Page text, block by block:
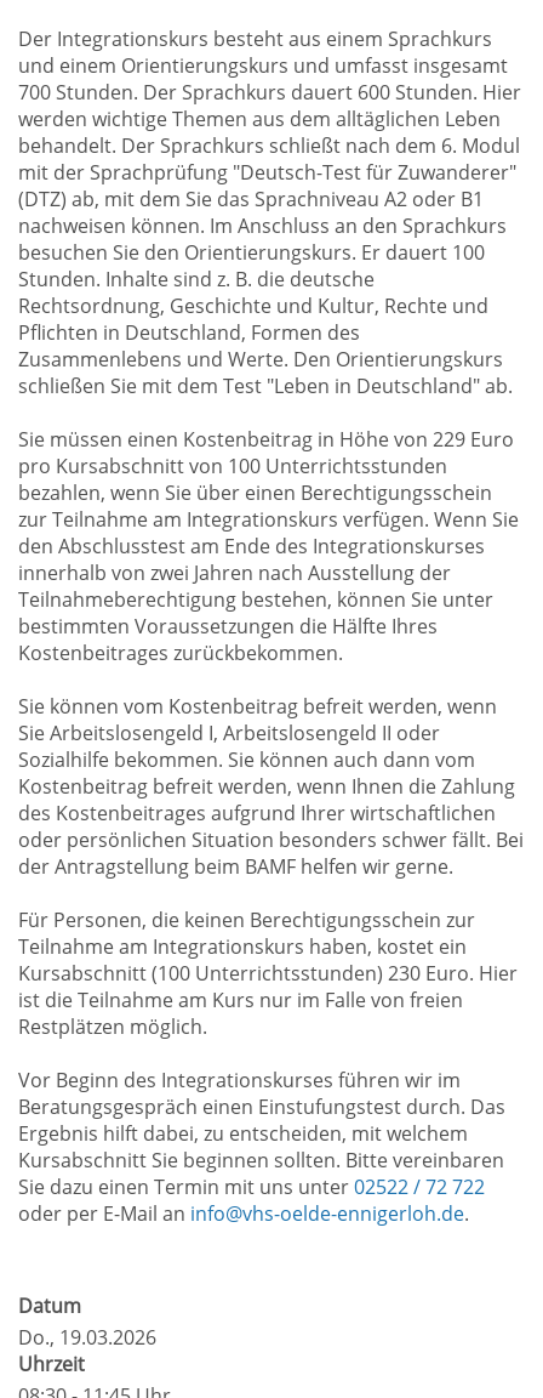
Der Integrationskurs besteht aus einem Sprachkurs
und einem Orientierungskurs und umfasst insgesamt
700 Stunden. Der Sprachkurs dauert 600 Stunden. Hier
werden wichtige Themen aus dem alltäglichen Leben
behandelt. Der Sprachkurs schließt nach dem 6. Modul
mit der Sprachprüfung "Deutsch-Test für Zuwanderer"
(DTZ) ab, mit dem Sie das Sprachniveau A2 oder B1
nachweisen können. Im Anschluss an den Sprachkurs
besuchen Sie den Orientierungskurs. Er dauert 100
Stunden. Inhalte sind z. B. die deutsche
Rechtsordnung, Geschichte und Kultur, Rechte und
Pflichten in Deutschland, Formen des
Zusammenlebens und Werte. Den Orientierungskurs
schließen Sie mit dem Test "Leben in Deutschland" ab.
Sie müssen einen Kostenbeitrag in Höhe von 229 Euro
pro Kursabschnitt von 100 Unterrichtsstunden
bezahlen, wenn Sie über einen Berechtigungsschein
zur Teilnahme am Integrationskurs verfügen. Wenn Sie
den Abschlusstest am Ende des Integrationskurses
innerhalb von zwei Jahren nach Ausstellung der
Teilnahmeberechtigung bestehen, können Sie unter
bestimmten Voraussetzungen die Hälfte Ihres
Kostenbeitrages zurückbekommen.
Sie können vom Kostenbeitrag befreit werden, wenn
Sie Arbeitslosengeld I, Arbeitslosengeld II oder
Sozialhilfe bekommen. Sie können auch dann vom
Kostenbeitrag befreit werden, wenn Ihnen die Zahlung
des Kostenbeitrages aufgrund Ihrer wirtschaftlichen
oder persönlichen Situation besonders schwer fällt. Bei
der Antragstellung beim BAMF helfen wir gerne.
Für Personen, die keinen Berechtigungsschein zur
Teilnahme am Integrationskurs haben, kostet ein
Kursabschnitt (100 Unterrichtsstunden) 230 Euro. Hier
ist die Teilnahme am Kurs nur im Falle von freien
Restplätzen möglich.
Vor Beginn des Integrationskurses führen wir im
Beratungsgespräch einen Einstufungstest durch. Das
Ergebnis hilft dabei, zu entscheiden, mit welchem
Kursabschnitt Sie beginnen sollten. Bitte vereinbaren
Sie dazu einen Termin mit uns unter02522 / 72 722
oder per E-Mail an info@vhs-oelde-ennigerloh.de.
Datum
Do., 19.03.2026
Uhrzeit